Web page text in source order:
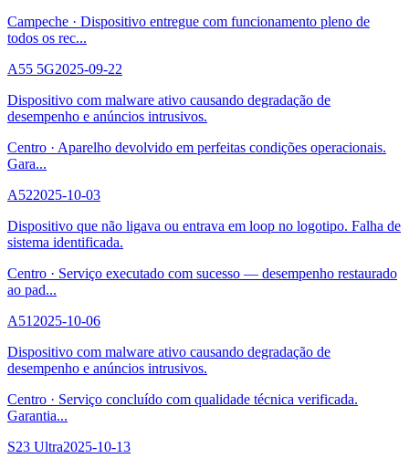
Campeche · Dispositivo entregue com funcionamento pleno de
todos os rec...
A55 5G2025-09-22
Dispositivo com malware ativo causando degradação de
desempenho e anúncios intrusivos.
Centro · Aparelho devolvido em perfeitas condições operacionais.
Gara...
A522025-10-03
Dispositivo que não ligava ou entrava em loop no logotipo. Falha de
sistema identificada.
Centro · Serviço executado com sucesso — desempenho restaurado
ao pad...
A51 2025-10-06
Dispositivo com malware ativo causando degradação de
desempenho e anúncios intrusivos.
Centro · Serviço concluído com qualidade técnica verificada.
Garantia...
S23 Ultra2025-10-13